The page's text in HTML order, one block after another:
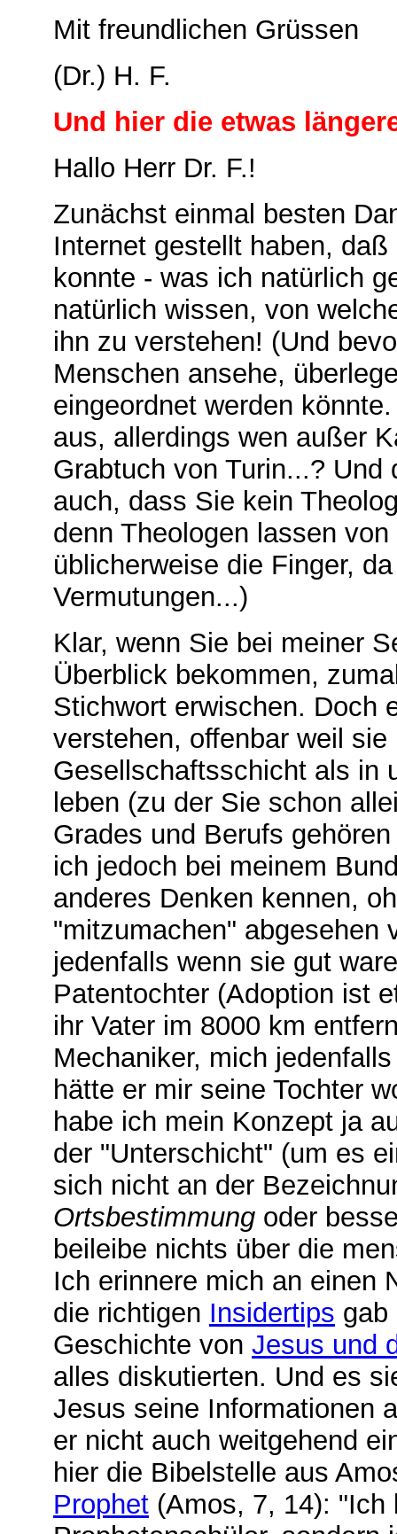
Mit freundlichen Grüssen
(Dr.) H. F.
Und hier die etwas
Hallo Herr Dr. F.!
Zunächst einmal besten
Internet gestellt haben,
konnte - was ich natürlich
natürlich wissen, von
ihn zu verstehen! (Und
Menschen ansehe,
eingeordnet werden
aus, allerdings wen außer
Grabtuch von Turin...?
auch, dass Sie kein
denn Theologen lassen
üblicherweise die Finger,
Vermutungen...)
Klar, wenn Sie bei meiner
Überblick bekommen,
Stichwort erwischen. Doch
verstehen, offenbar weil sie
Gesellschaftsschicht als in
leben (zu der Sie schon
Grades und Berufs
ich jedoch bei meinem
anderes Denken kennen,
"mitzumachen" abgesehen
jedenfalls wenn sie gut
Patentochter (Adoption ist
ihr Vater im 8000 km
Mechaniker, mich
hätte er mir seine Tochter
habe ich mein Konzept ja
der "Unterschicht" (um es
sich nicht an der
Ortsbestimmung oder
beileibe nichts über die
Ich erinnere mich an einen
die richtigen Insidertips gab
Geschichte von Jesus und
alles diskutierten. Und es
Jesus seine Informationen
er nicht auch weitgehend
hier die Bibelstelle aus
Prophet (Amos, 7, 14): "Ich